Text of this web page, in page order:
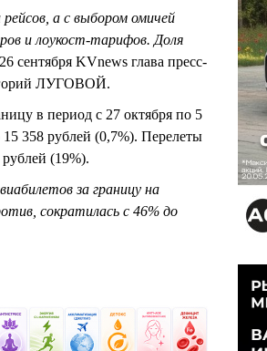
а с выбором омичей
и лоукост-тарифов. Доля
сентября KVnews глава пресс-
ЛУГОВОЙ.
в период с 27 октября по 5
358 рублей (0,7%). Перелеты
(19%).
за границу на
сократилась с 46% до